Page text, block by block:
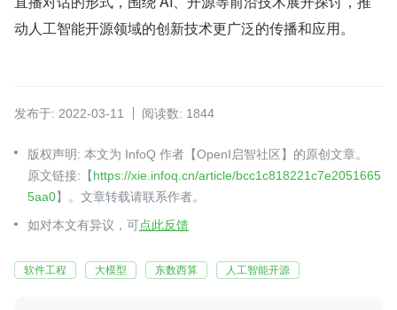
动人工智能开源领域的创新技术更广泛的传播和应用。
发布于: 2022-03-11 阅读数: 1844
版权声明: 本文为 InfoQ 作者【OpenI启智社区】的原创文章。
原文链接:【https://xie.infoq.cn/article/bcc1c818221c7e2051665
5aa0】。文章转载请联系作者。
如对本文有异议，可点此反馈
软件工程 大模型 东数西算 人工智能开源